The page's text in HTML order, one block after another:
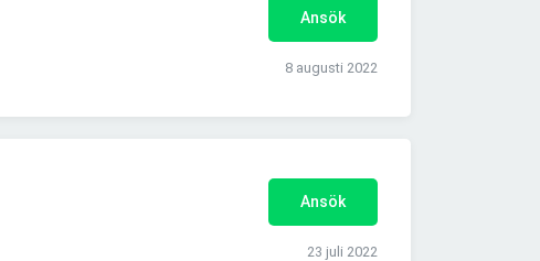
Ansök
8 augusti 2022
Ansök
23 juli 2022